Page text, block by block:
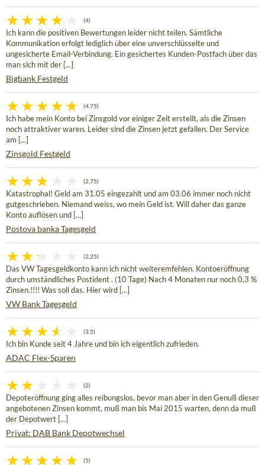
(4)
Ich kann die positiven Bewertungen leider nicht teilen. Sämtliche
Kommunikation erfolgt lediglich über eine unverschlüsselte und
ungesicherte Email-Verbindung. Ein gesichertes Kunden-Postfach über das
man sich mit der [...]
Bigbank Festgeld
(4,75)
Ich habe mein Konto bei Zinsgold vor einiger Zeit erstellt, als die Zinsen
noch attraktiver waren. Leider sind die Zinsen jetzt gefallen. Der Service
am [...]
Zinsgold Festgeld
(2,75)
Katastrophal! Geld am 31.05 eingezahlt und am 03.06 immer noch nicht
gutgeschrieben. Niemand weiss, wo mein Geld ist. Will daher das ganze
Konto auflösen und [...]
Postova banka Tagesgeld
(2,25)
Das VW Tagesgeldkonto kann ich nicht weiteremfehlen. Kontoeröffnung
durch umständliches Postident . (10 Tage) Nach 4 Monaten nur noch 0,3 %
Zinsen.!!!! Was soll das. Hier wird [...]
VW Bank Tagesgeld
(3,5)
Ich bin Kunde seit 4 Jahre und bin ich eigentlich zufrieden.
ADAC Flex-Sparen
(2)
Depoteröffnung ging alles reibungslos, bevor man aber in den Genuß dieser
angebotenen Zinsen kommt, muß man bis Mai 2015 warten, denn da muß
der Depotwert [...]
Privat: DAB Bank Depotwechsel
(5)